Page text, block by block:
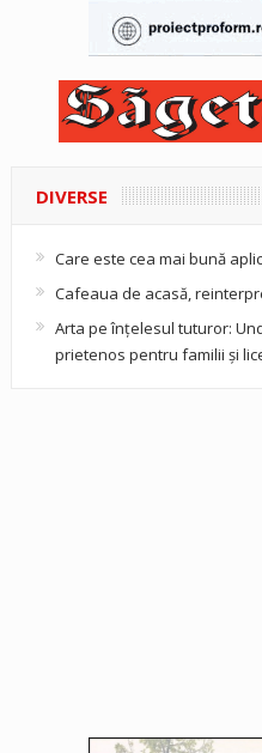
DIVERSE
Care este cea mai bună
Cafeaua de acasă,
Arta pe înțelesul tuturor:
prietenos pentru familii și